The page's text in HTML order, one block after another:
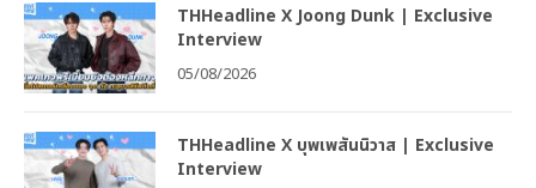
THHeadline X Joong Dunk | Exclusive
Interview
05/08/2026
THHeadline X บุพเพสันนิวาส | Exclusive
Interview